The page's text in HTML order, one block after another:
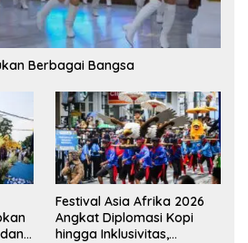
Berbagai Bangsa
Festival Asia Afrika 2026
Angkat Diplomasi Kopi
hingga Inklusivitas,